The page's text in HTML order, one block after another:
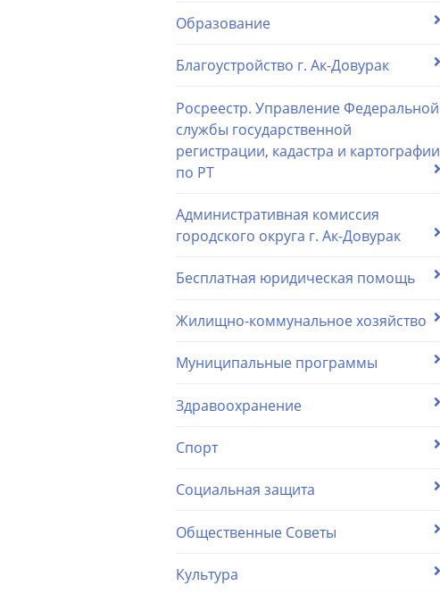
Образование
Благоустройство г. Ак-Довурак
Росреестр. Управление Федеральной
службы государственной
регистрации, кадастра и картографии
по РТ
Административная комиссия
городского округа г. Ак-Довурак
Бесплатная юридическая помощь
Жилищно-коммунальное хозяйство
Муниципальные программы
Здравоохранение
Спорт
Социальная защита
Общественные Советы
Культура